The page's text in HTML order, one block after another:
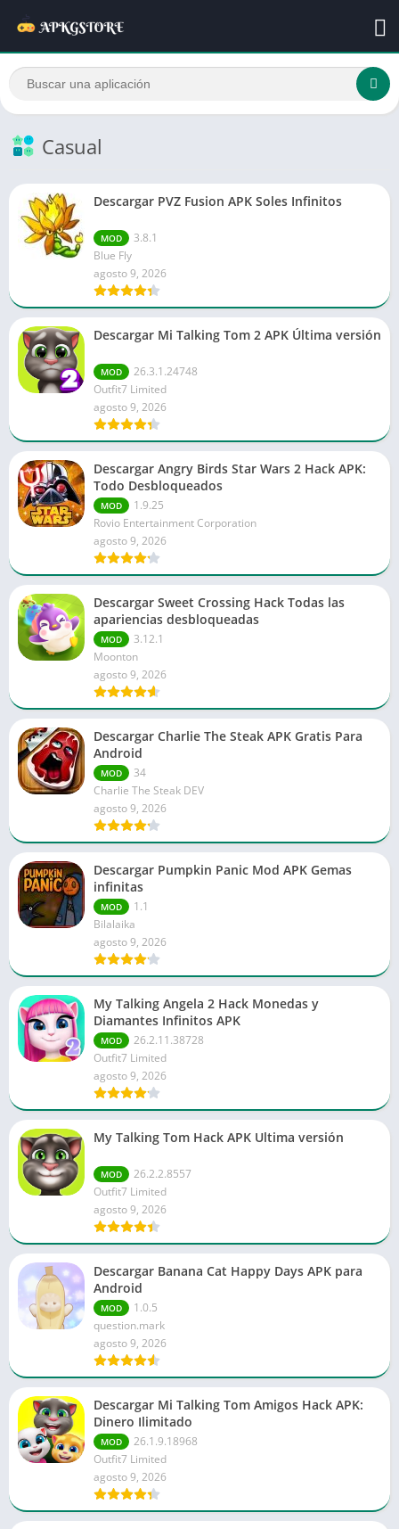
Casual
Descargar PVZ Fusion APK Soles Infinitos
MOD
3.8.1
Blue Fly
agosto 9, 2026
Descargar Mi Talking Tom 2 APK Última versión
MOD
26.3.1.24748
Outfit7 Limited
agosto 9, 2026
Descargar Angry Birds Star Wars 2 Hack APK:
Todo Desbloqueados
MOD
1.9.25
Rovio Entertainment Corporation
agosto 9, 2026
Descargar Sweet Crossing Hack Todas las
apariencias desbloqueadas
MOD
3.12.1
Moonton
agosto 9, 2026
Descargar Charlie The Steak APK Gratis Para
Android
MOD
34
Charlie The Steak DEV
agosto 9, 2026
Descargar Pumpkin Panic Mod APK Gemas
infinitas
MOD
1.1
Bilalaika
agosto 9, 2026
My Talking Angela 2 Hack Monedas y
Diamantes Infinitos APK
MOD
26.2.11.38728
Outfit7 Limited
agosto 9, 2026
My Talking Tom Hack APK Ultima versión
MOD
26.2.2.8557
Outfit7 Limited
agosto 9, 2026
Descargar Banana Cat Happy Days APK para
Android
MOD
1.0.5
question.mark
agosto 9, 2026
Descargar Mi Talking Tom Amigos Hack APK:
Dinero Ilimitado
MOD
26.1.9.18968
Outfit7 Limited
agosto 9, 2026